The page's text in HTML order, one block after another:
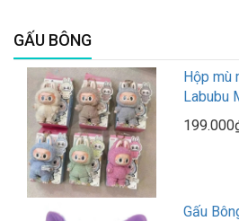
GẤU BÔNG
Hộp mù
Labubu
Gấu